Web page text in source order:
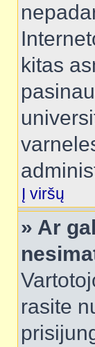
kitas
Į viršų
» Ar
rasite